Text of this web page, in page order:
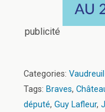
publicité
Categories:
Tags: Braves,
député, Guy Lafleur,